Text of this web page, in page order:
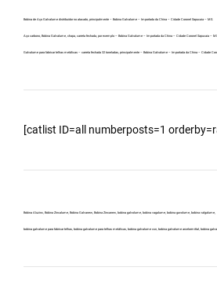
Bobina de Aço Galvalume distribuidor no atacado, principalmente – Bobina Galvalume – Importada da China – Cidade Coronel Sapucaia – MS.
Aço carbono, Bobina Galvalume, chapa, carreta fechada, por exemplo – Bobina Galvalume – Importada da China – Cidade Coronel Sapucaia – MS.
Galvalume para fabricar telhas metálicas – carreta fechada 32 toneladas, principalmente – Bobina Galvalume – Importada da China – Cidade
[catlist ID=all numberposts=1
Bobina Aluzinc, Bobina Zincalume, Bobina Galvanew, Bobina Zincanew, bobina galvolume, bobina vagalume, bobina gavolume, bobina valgalume,
bobina galvalume para fabricar telhas, bobina galvalume para telhas metálicas, bobina galvalume csn, bobina galvalume arcelormittal, bobina